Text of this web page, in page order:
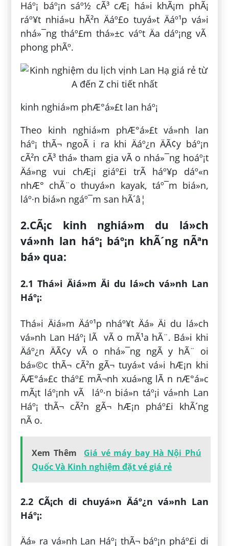
Háº¡ báº¡n sáº½ cÃ³ cÆ¡ há»i khÃ¡m phÃ¡
ráº¥t nhiá»u hÃ²n Äáº£o tuyá»t Äáº¹p vá»i
nhá»¯ng tháº£m thá»±c váº­t Äa dáº¡ng vÃ
phong phÃº.
kinh nghiá»m phÆ°á»£t lan háº¡
Theo kinh nghiá»m phÆ°á»£t vá»nh lan
háº¡ thÃ¬ ngoÃ i ra khi Äáº¿n ÄÃ¢y báº¡n
cÃ²n cÃ³ thá» tham gia vÃ o nhá»¯ng hoáº¡t
Äá»ng vui chÆ¡i giáº£i trÃ­ háº¥p dáº«n
nhÆ° chÃ¨o thuyá»n kayak, táº¯m biá»n,
láº·n biá»n ngáº¯m san hÃ´â¦
2.CÃ¡c kinh nghiá»m du lá»ch
vá»nh lan háº¡ báº¡n khÃ´ng nÃªn
bá» qua:
2.1 Thá»i Äiá»m Äi du lá»ch vá»nh Lan
Háº¡:
Thá»i Äiá»m Äáº¹p nháº¥t Äá» Äi du lá»ch
vá»nh Lan Háº¡ lÃ vÃ o mÃ¹a hÃ¨. Bá»i khi
Äáº¿n ÄÃ¢y vÃ o nhá»¯ng ngÃ y hÃ¨ oi
bá»©c thÃ¬ cÃ²n gÃ¬ tuyá»t vá»i hÆ¡n khi
ÄÆ°á»£c tháº£ mÃ¬nh xuá»ng lÃ n nÆ°á»c
mÃ¡t láº¡nh vÃ láº·n biá»n táº¡i vá»nh Lan
Háº¡ thÃ¬ cÃ²n gÃ¬ hÆ¡n pháº£i khÃ´ng
nÃ o.
Xem Thêm
Giá vé máy bay Hà Nội Phú
Quốc Và Kinh nghiệm đặt vé giá rẻ
2.2 CÃ¡ch di chuyá»n Äáº¿n vá»nh Lan
Háº¡:
Äá» ra vá»nh Lan Háº¡ thÃ¬ báº¡n pháº£i di